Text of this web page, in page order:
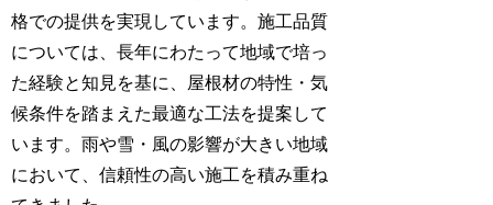
格での提供を実現しています。施工品質
については、長年にわたって地域で培っ
た経験と知見を基に、屋根材の特性・気
候条件を踏まえた最適な工法を提案して
います。雨や雪・風の影響が大きい地域
において、信頼性の高い施工を積み重ね